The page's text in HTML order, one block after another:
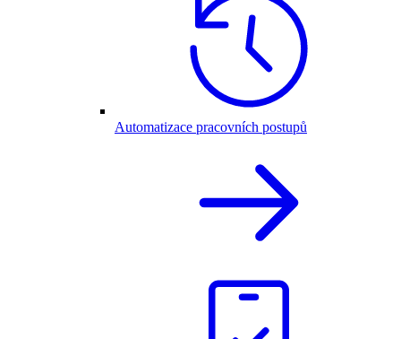
Automatizace pracovních postupů